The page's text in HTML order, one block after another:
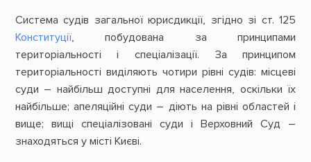
Система судів загальної юрисдикції, згідно зі ст. 125
Конституції, побудована за принципами
територіальності і спеціалізації. За принципом
територіальності виділяють чотири рівні судів: місцеві
суди – найбільш доступні для населення, оскільки їх
найбільше; апеляційні суди – діють на рівні областей і
вище; вищі спеціалізовані суди і Верховний Суд –
знаходяться у місті Києві.